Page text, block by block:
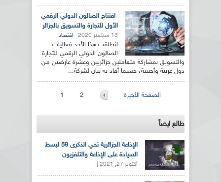
افتتاح الصالون الدولي الرقمي
الأول للتجارة والتسويق بالجزائر
13 سبتمبر 2020 اقتصاد
انطلقت هذا الأحد فعاليات
الصالون الدولي الرقمي للتجارة
والتسويق بمشاركة متعاملين جزائريين وعشرة عارضين من
دول عربية وأجنبية، حسبما أفاد به بيان لشركة...
الصفحات 1 2 الصفحة الأخيرة
طالع ايضاً
الإذاعة الجزائرية تحي الذكرى 59 لبسط
السيادة على الإذاعة والتلفزيون
أكتوبر 27, 2021 |